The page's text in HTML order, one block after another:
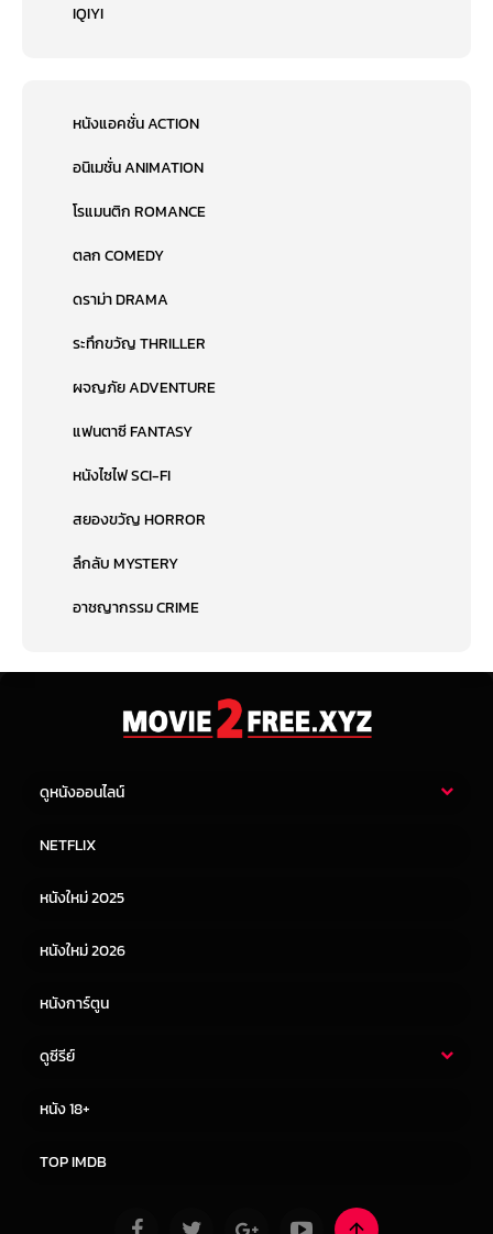
IQIYI
หนังแอคชั่น ACTION
อนิเมชั่น ANIMATION
โรแมนติก ROMANCE
ตลก COMEDY
ดราม่า DRAMA
ระทึกขวัญ THRILLER
ผจญภัย ADVENTURE
แฟนตาซี FANTASY
หนังไซไฟ SCI-FI
สยองขวัญ HORROR
ลึกลับ MYSTERY
อาชญากรรม CRIME
ดูหนังออนไลน์
หนังจีน
NETFLIX
หนังใหม่ 2025
หนังใหม่ 2026
หนังการ์ตูน
ดูซีรีย์
หนัง 18+
TOP IMDB